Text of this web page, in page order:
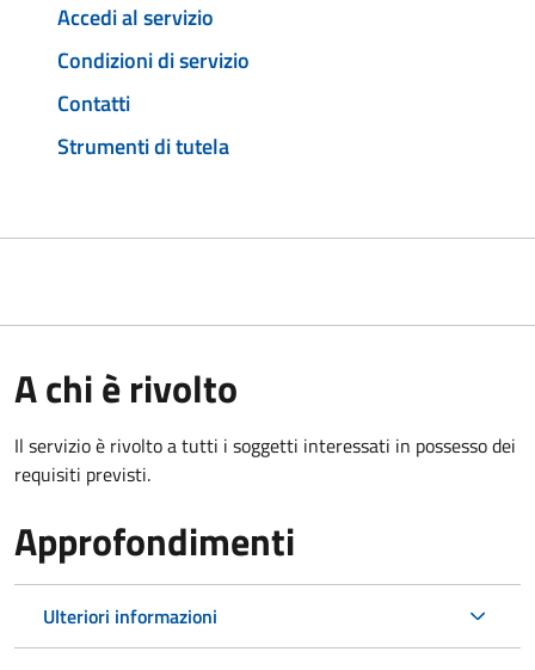
Accedi al servizio
Condizioni di servizio
Contatti
Strumenti di tutela
A chi è rivolto
Il servizio è rivolto a tutti i soggetti interessati in possesso dei
requisiti previsti.
Approfondimenti
Ulteriori informazioni